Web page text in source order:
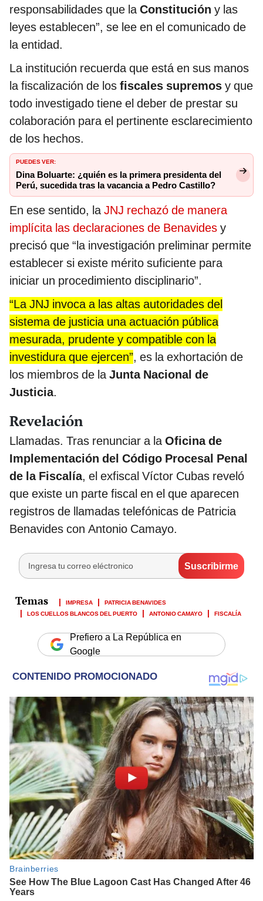
responsabilidades que laConstitución y las
leyes establecen”, se lee en el comunicado de
la entidad.
La institución recuerda que está en sus manos
la fiscalización de los fiscales supremos y que
todo investigado tiene el deber de prestar su
colaboración para el pertinente esclarecimiento
de los hechos.
PUEDES VER:
Dina Boluarte: ¿quién es la primera presidenta del
Perú, sucedida tras la vacancia a Pedro Castillo?
En ese sentido, laJNJ rechazó de manera
implícita las declaraciones de Benavides y
precisó que “la investigación preliminar permite
establecer si existe mérito suficiente para
iniciar un procedimiento disciplinario”.
“La JNJ invoca a las altas autoridades del
sistema de justicia una actuación pública
mesurada, prudente y compatible con la
investidura que ejercen”, es la exhortación de
los miembros de laJunta Nacional de
Justicia.
Revelación
Llamadas. Tras renunciar a laOficina de
Implementación del Código Procesal Penal
de la Fiscalía, el exfiscal Víctor Cubas reveló
que existe un parte fiscal en el que aparecen
registros de llamadas telefónicas de Patricia
Benavides con Antonio Camayo.
IMPRESA
PATRICIA BENAVIDES
LOS CUELLOS BLANCOS DEL PUERTO
ANTONIO CAMAYO FISCALÍA
Prefiero a La República en
Google